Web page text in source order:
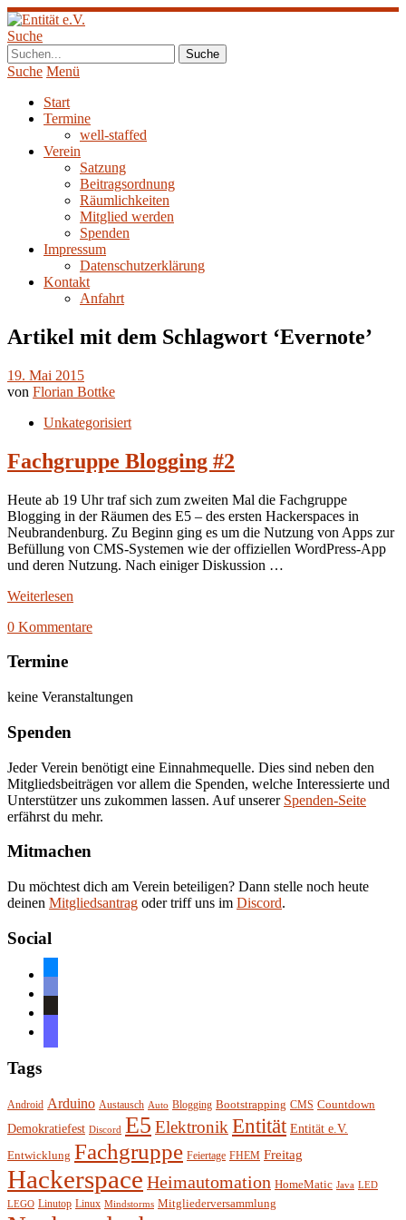
Suche
Suche Menü
Start
Termine
well-staffed
Verein
Satzung
Beitragsordnung
Räumlichkeiten
Mitglied werden
Spenden
Impressum
Datenschutzerklärung
Kontakt
Anfahrt
Artikel mit dem Schlagwort ‘Evernote’
19. Mai 2015
von Florian Bottke
Unkategorisiert
Fachgruppe Blogging #2
Heute ab 19 Uhr traf sich zum zweiten Mal die Fachgruppe
Blogging in der Räumen des E5 – des ersten Hackerspaces in
Neubrandenburg. Zu Beginn ging es um die Nutzung von Apps zur
Befüllung von CMS-Systemen wie der offiziellen WordPress-App
und deren Nutzung. Nach einiger Diskussion …
Weiterlesen
0 Kommentare
Termine
keine Veranstaltungen
Spenden
Jeder Verein benötigt eine Einnahmequelle. Dies sind neben den
Mitgliedsbeiträgen vor allem die Spenden, welche Interessierte und
Unterstützer uns zukommen lassen. Auf unserer Spenden-Seite
erfährst du mehr.
Mitmachen
Du möchtest dich am Verein beteiligen? Dann stelle noch heute
deinen Mitgliedsantrag oder triff uns im Discord.
Social
Tags
Android Arduino Austausch Auto Blogging Bootstrapping CMS Countdown
Demokratiefest Discord E5 Elektronik Entität Entität e.V.
Entwicklung Fachgruppe Feiertage FHEM Freitag
Hackerspace Heimautomation HomeMatic Java LED
LEGO Linutop Linux Mindstorms Mitgliederversammlung